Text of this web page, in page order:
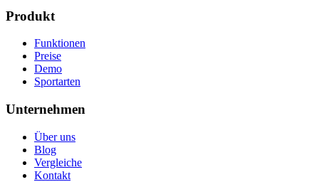
Produkt
Funktionen
Preise
Demo
Sportarten
Unternehmen
Über uns
Blog
Vergleiche
Kontakt